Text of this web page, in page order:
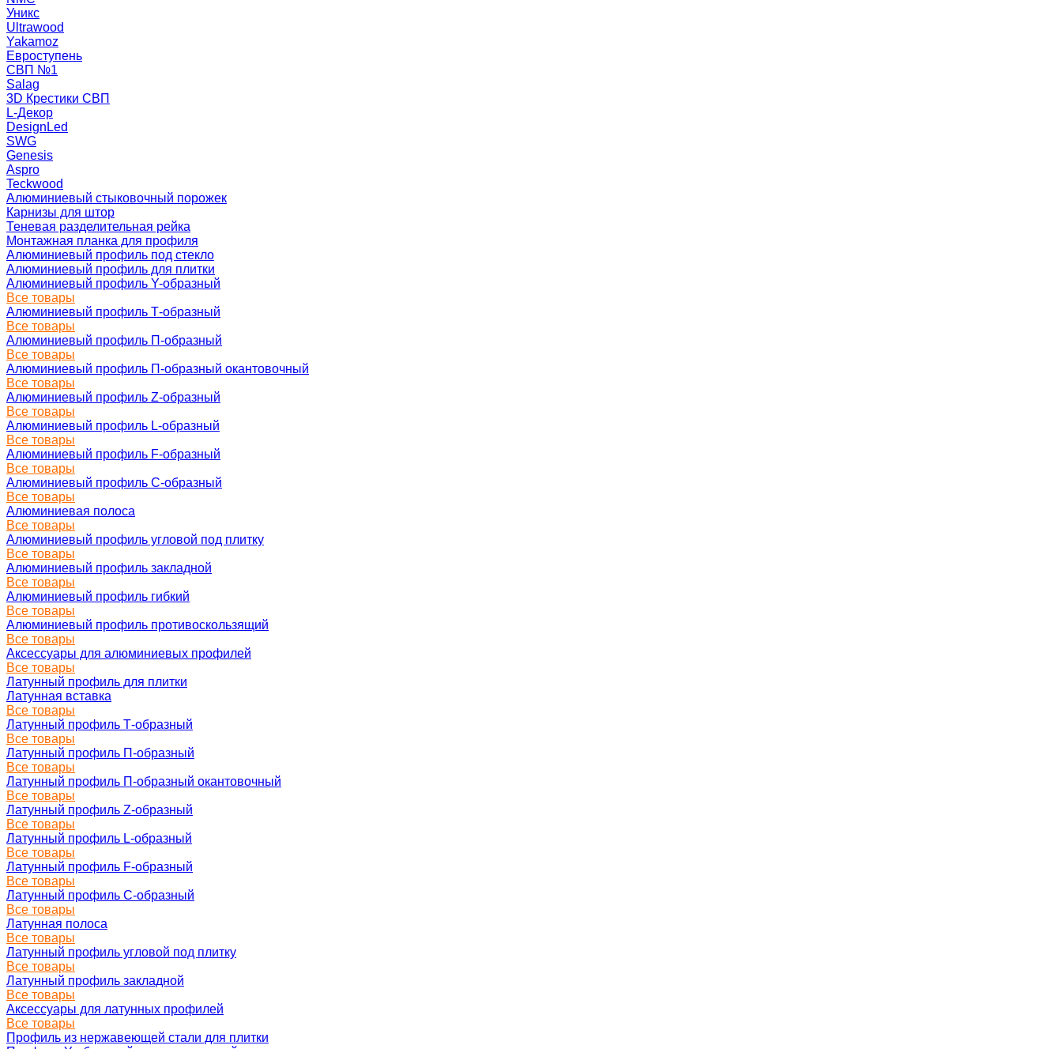
Уникс
Ultrawood
Yakamoz
Евроступень
СВП №1
Salag
3D Крестики СВП
L-Декор
DesignLed
SWG
Genesis
Aspro
Teckwood
Алюминиевый стыковочный порожек
Карнизы для штор
Теневая разделительная рейка
Монтажная планка для профиля
Алюминиевый профиль под стекло
Алюминиевый профиль для плитки
Алюминиевый профиль Y-образный
Все товары
Алюминиевый профиль Т-образный
Все товары
Алюминиевый профиль П-образный
Все товары
Алюминиевый профиль П-образный окантовочный
Все товары
Алюминиевый профиль Z-образный
Все товары
Алюминиевый профиль L-образный
Все товары
Алюминиевый профиль F-образный
Все товары
Алюминиевый профиль C-образный
Все товары
Алюминиевая полоса
Все товары
Алюминиевый профиль угловой под плитку
Все товары
Алюминиевый профиль закладной
Все товары
Алюминиевый профиль гибкий
Все товары
Алюминиевый профиль противоскользящий
Все товары
Аксессуары для алюминиевых профилей
Все товары
Латунный профиль для плитки
Латунная вставка
Все товары
Латунный профиль Т-образный
Все товары
Латунный профиль П-образный
Все товары
Латунный профиль П-образный окантовочный
Все товары
Латунный профиль Z-образный
Все товары
Латунный профиль L-образный
Все товары
Латунный профиль F-образный
Все товары
Латунный профиль C-образный
Все товары
Латунная полоса
Все товары
Латунный профиль угловой под плитку
Все товары
Латунный профиль закладной
Все товары
Аксессуары для латунных профилей
Все товары
Профиль из нержавеющей стали для плитки